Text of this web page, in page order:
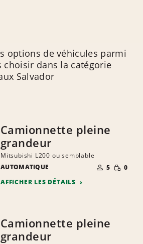
options de véhicules parmi
choisir dans la catégorie
Salvador
Camionnette pleine
grandeur
Mitsubishi L200 ou semblable
AUTOMATIQUE
NOMBRE DE
PERSONNES
5 RÉDUITE
0
AFFICHER LES DÉTAILS
Camionnette pleine
grandeur